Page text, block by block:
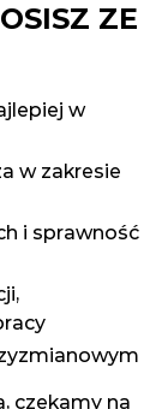
ZE
w
w zakresie
i sprawność
czekamy na